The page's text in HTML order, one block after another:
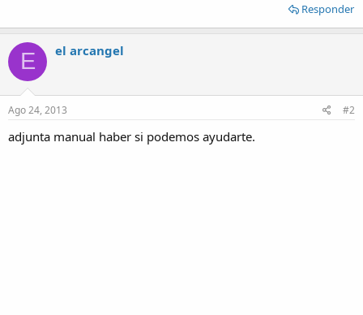
Responder
E el arcangel
Ago 24, 2013 #2
adjunta manual haber si podemos ayudarte.